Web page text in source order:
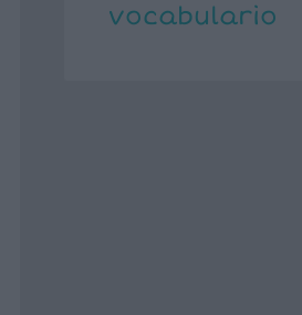
vocabulario